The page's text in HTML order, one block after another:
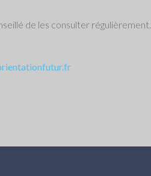
de les consulter régulièrement.